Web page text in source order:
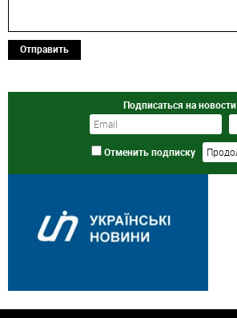
Отправить
Подписаться на новости
Отменить подписку